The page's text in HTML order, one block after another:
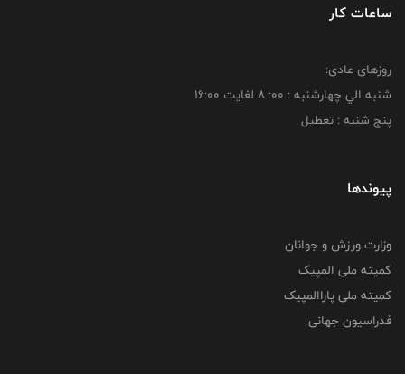
ساعات کار
روزهای عادی:
شنبه الي چهارشنبه : 00: 8 لغايت 16:00
پنج شنبه : تعطیل
پیوندها
وزارت ورزش و جوانان
کمیته ملی المپیک
کمیته ملی پاراالمپیک
فدراسیون جهانی